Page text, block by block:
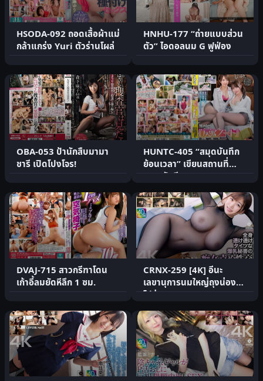
HSODA-092 ถอดเสื้อผ้าแม่
กล้าแกร่ง Yuri ตัวร่านโผล่
HNHU-177 “ถ่ายแบบส่วน
ตัว” ไอดอลนม G ฟูฟ่อง
OBA-053 ป้านักสืบมามา
ชารี เปิดโปงโจร!
HUNTC-405 “สมุดบันทึก
ย้อนเวลา” เขียนสถานที่
เวลา วันที.
DVAJ-715 สาวกรีฑาโดน
เก้าอี้ลมยัดหีลึก 1 ซม.
CRNX-259 [4K] อีนะ
เลขานุการนมใหญ่ถุงน่อง
โปร่ง